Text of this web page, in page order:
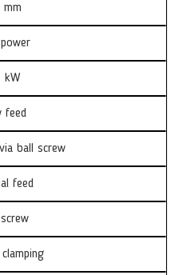
mm
kW
feed
ball screw
feed